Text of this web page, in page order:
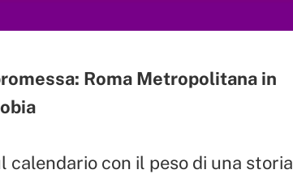
Roma Metropolitana in
calendario con il peso di una storia